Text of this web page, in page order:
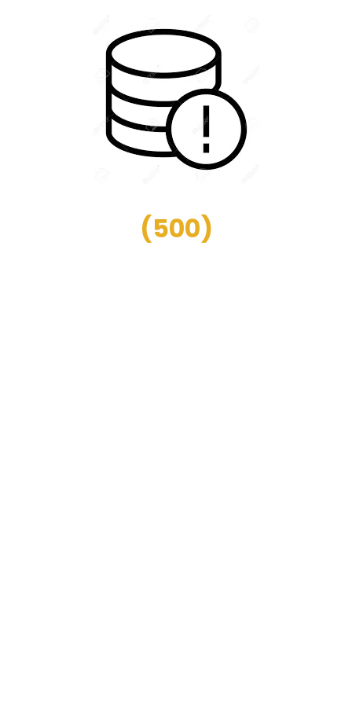
(500)